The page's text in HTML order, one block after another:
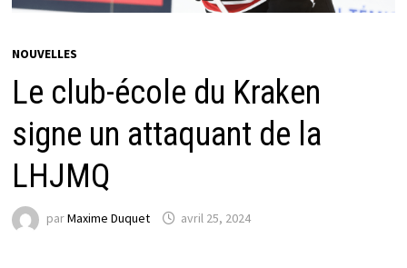
NOUVELLES
Le club-école du Kraken
signe un attaquant de la
LHJMQ
parMaxime Duquet avril 25, 2024